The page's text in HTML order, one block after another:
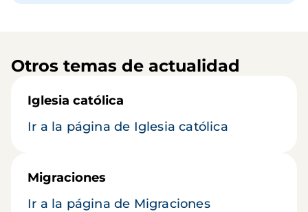
Otros temas de actualidad
Iglesia católica
Ir a la página de Iglesia católica
Migraciones
Ir a la página de Migraciones